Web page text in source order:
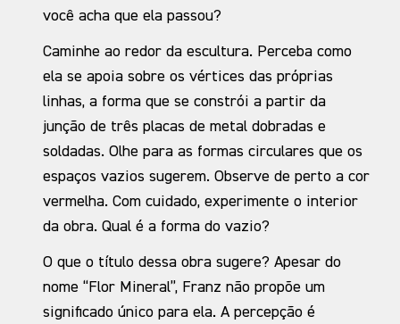
você acha que ela passou?
Caminhe ao redor da escultura. Perceba como
ela se apoia sobre os vértices das próprias
linhas, a forma que se constrói a partir da
junção de três placas de metal dobradas e
soldadas. Olhe para as formas circulares que os
espaços vazios sugerem. Observe de perto a cor
vermelha. Com cuidado, experimente o interior
da obra. Qual é a forma do vazio?
O que o título dessa obra sugere? Apesar do
nome “Flor Mineral”, Franz não propõe um
significado único para ela. A percepção é